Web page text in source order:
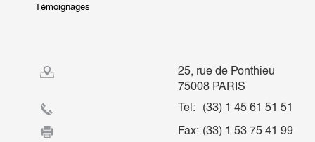
Témoignages
25, rue de Ponthieu
75008 PARIS
Tel:
(33) 1 45 61 51 51
Fax: (33) 1 53 75 41 99